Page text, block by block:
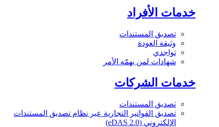
خدمات الأفراد
تصديق المستندات
وثيقة العودة
تواجدي
شهادات لمن يهمّه الأمر
خدمات الشركات
تصديق المستندات
تصديق الفواتير التجارية عبر نظام تصديق المستندات
الإلكتروني (eDAS 2.0)